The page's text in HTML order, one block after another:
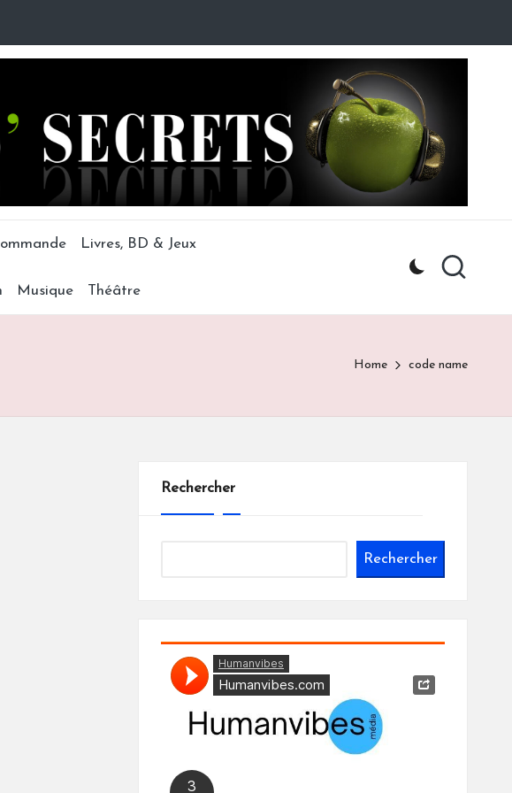
Livres, BD & Jeux
Musique Théâtre
Home code name
Rechercher
Rechercher